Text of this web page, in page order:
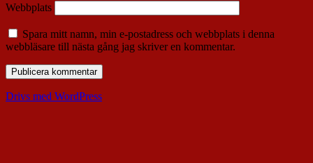
Webbplats
Spara mitt namn, min e-postadress och webbplats i denna
webbläsare till nästa gång jag skriver en kommentar.
Drivs med WordPress